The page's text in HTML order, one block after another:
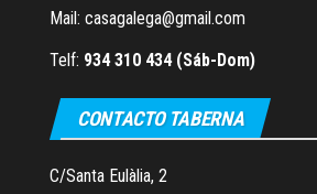
Mail: casagalega@gmail.com
Telf: 934 310 434 (Sáb-Dom)
CONTACTO TABERNA
C/Santa Eulàlia, 2